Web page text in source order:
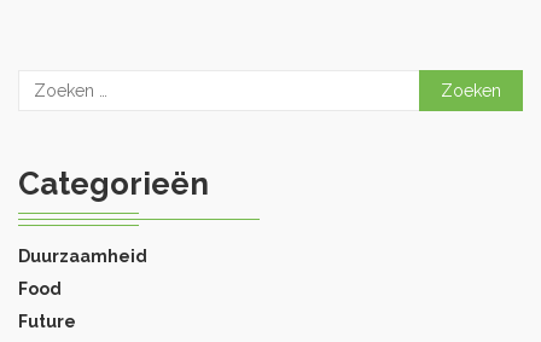
Zoeken
Categorieën
Duurzaamheid
Food
Future